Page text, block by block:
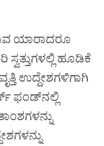
ಯಾರಾದರೂ
ಹೂಡಿಕೆ
ಉದ್ದೇಶಗಳಿಗಾಗಿ
ಫಂಡ್‌ನಲ್ಲಿ